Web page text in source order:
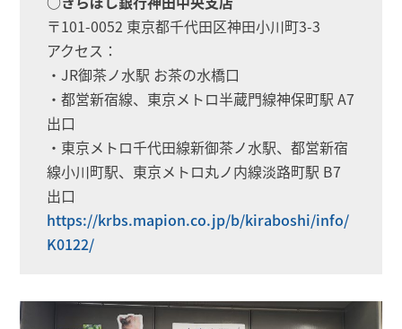
〒101-0052 東京都千代田区神田小川町3-3
アクセス：
・JR御茶ノ水駅 お茶の水橋口
・都営新宿線、東京メトロ半蔵門線神保町駅 A7
出口
・東京メトロ千代田線新御茶ノ水駅、都営新宿
線小川町駅、東京メトロ丸ノ内線淡路町駅 B7
出口
https://krbs.mapion.co.jp/b/kiraboshi/info/
K0122/